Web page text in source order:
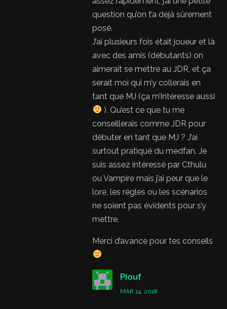
question qu’on t’a déjà sûrement
posé.
J’ai plusieurs fois était joueur et là
avec des amis (débutants) on
aimerait se mettre au JDR, et ça
serait moi qui m’y collerais en
tant que MJ (ça m’intéresse aussi
). Qu’est ce que tu me
conseillerais comme JDR pour
débuter en tant que MJ ? J’ai
surtout pratiqué du medfan. Je
suis assez intéressé par Cthulu
ou Vampire mais j’ai peur que le
lore, les règles ou les scénarios
ne soient pas évidents pour s’y
mettre.
Merci d’avance pour tes conseils
Piouf
MAR 14, 2018